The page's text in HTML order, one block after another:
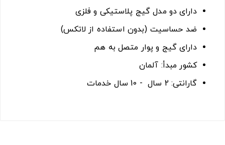
دارای دو مدل گیج پلاستیکی و فلزی
ضد حساسیت (بدون استفاده از لاتکس)
دارای گیج و پوار متصل به هم
کشور مبدأ: آلمان
گارانتی: 2 سال - 10 سال خدمات